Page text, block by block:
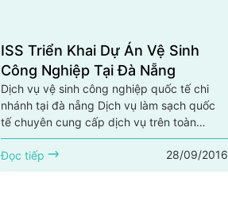
ISS Triển Khai Dự Án Vệ Sinh
Công Nghiệp Tại Đà Nẵng
Dịch vụ vệ sinh công nghiệp quốc tế chi
nhánh tại đà nẵng Dịch vụ làm sạch quốc
tế chuyên cung cấp dịch vụ trên toàn
quốc: dịch vụ làm sạch hằng ngày tại đà
nẵng, dịch vụ vệ sinh công nghiệp tại
nẵng, cung cấp dịch vụ tạp vụ tại cần đà
Đọc tiếp 28/09/2016